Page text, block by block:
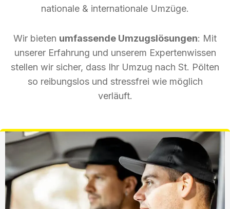
nationale & internationale Umzüge.
Wir bieten umfassende Umzugslösungen: Mit
unserer Erfahrung und unserem Expertenwissen
stellen wir sicher, dass Ihr Umzug nach St. Pölten
so reibungslos und stressfrei wie möglich
verläuft.